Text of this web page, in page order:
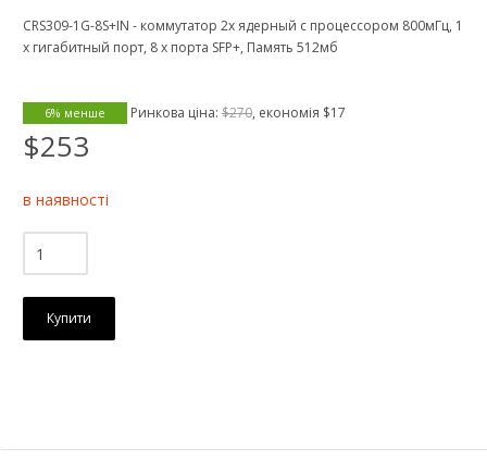
CRS309-1G-8S+IN - коммутатор 2х ядерный с процессором 800мГц, 1
х гигабитный порт, 8 x порта SFР+, Память 512мб
6% менше Ринкова ціна: $270, економія $17
$253
в наявності
Купити